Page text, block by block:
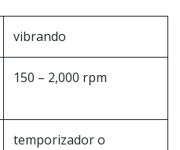
vibrando
150 – 2,000 rpm
temporizador o